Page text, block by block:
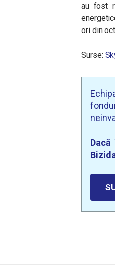
au fost
ori din
Surse: